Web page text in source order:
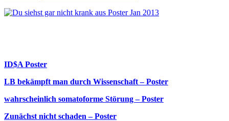
ID$A Poster
LB bekämpft man durch Wissenschaft – Poster
wahrscheinlich somatoforme Störung – Poster
Zunächst nicht schaden – Poster